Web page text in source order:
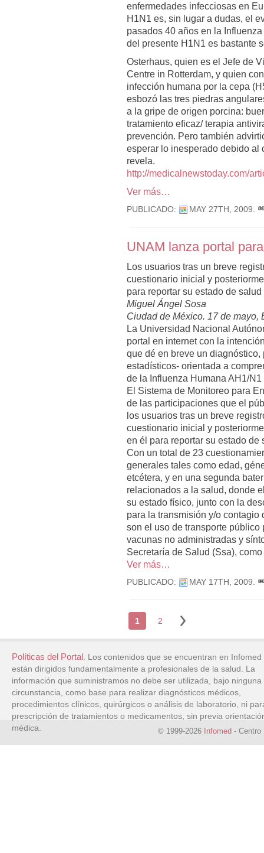
enfermedades infecciosas en
H1N1 es, sin lugar a dudas, el
pasados 40 años en la
del presente H1N1 es bastante
Osterhaus, quien es el Jefe de
Centre in Rotterdam, y quien
infección humana por la cepa
esbozó las tres piedras
a la gripe de origen porcina:
tratamiento eficaz/ terapia
prevención. Pero también
esperar lo inesperado debido al
revela.
http://medicalnewstoday.com/
Ver más…
PUBLICADO: MAY 27TH, 2009.
UNAM lanza portal
Los usuarios tras un breve
cuestionario inicial y
para reportar su estado de salud
Miguel Ángel Sosa
Ciudad de México. 17 de mayo,
La Universidad Nacional
portal en internet con la
que dé en breve un
estadísticos- orientada a
de la Influenza Humana AH1/
El Sistema de Monitoreo para
de las participaciones que el
los usuarios tras un breve
cuestionario inicial y
en él para reportar su estado
Con un total de 23
generales tales como edad,
etcétera, y en una segunda
relacionados a la salud, donde
su estado físico, junto con la
para la transmisión y/o contagio
son el uso de transporte
vacunas no administradas y
Secretaría de Salud (Ssa),
Ver más…
PUBLICADO: MAY 17TH, 2009.
1 2
Políticas del Portal. Los contenidos que se encuentran en Infomed
están dirigidos fundamentalmente a profesionales de la salud. La
información que suministramos no debe ser utilizada, bajo ninguna
circunstancia, como base para realizar diagnósticos médicos,
procedimientos clínicos, quirúrgicos o análisis de laboratorio, ni
prescripción de tratamientos o medicamentos, sin previa
médica.
© 1999-2026 Infomed - Centro